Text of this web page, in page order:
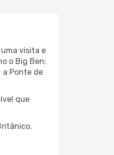
visita e
o Big Ben;
a Ponte de
que